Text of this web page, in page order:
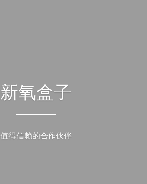
新氧盒子
值得信赖的合作伙伴